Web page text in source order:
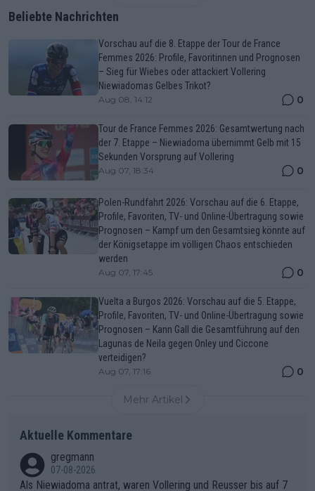
Beliebte Nachrichten
Vorschau auf die 8. Etappe der Tour de France
Femmes 2026: Profile, Favoritinnen und Prognosen
– Sieg für Wiebes oder attackiert Vollering
Niewiadomas Gelbes Trikot?
Aug 08, 14:12 0
Tour de France Femmes 2026: Gesamtwertung nach
der 7. Etappe – Niewiadoma übernimmt Gelb mit 15
Sekunden Vorsprung auf Vollering
Aug 07, 18:34 0
Polen-Rundfahrt 2026: Vorschau auf die 6. Etappe,
Profile, Favoriten, TV- und Online-Übertragung sowie
Prognosen – Kampf um den Gesamtsieg könnte auf
der Königsetappe im völligen Chaos entschieden
werden
Aug 07, 17:45 0
Vuelta a Burgos 2026: Vorschau auf die 5. Etappe,
Profile, Favoriten, TV- und Online-Übertragung sowie
Prognosen – Kann Gall die Gesamtführung auf den
Lagunas de Neila gegen Onley und Ciccone
verteidigen?
Aug 07, 17:16 0
Mehr Artikel
Aktuelle Kommentare
gregmann
07-08-2026
Als Niewiadoma antrat, waren Vollering und Reusser bis auf 7